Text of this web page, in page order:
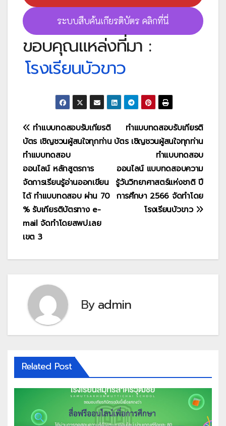
ระบบสืบค้นเกียรติบัตร คลิกที่นี่
ขอบคุณแหล่งที่มา :
โรงเรียนบัวขาว
แนะแนว
เรื่อง
ทำแบบทดสอบรับเกียรติ
บัตร เชิญชวนผู้สนใจทุกท่าน
ทำแบบทดสอบ
ออนไลน์ แบบทดสอบความ
รู้วันวิทยาศาสตร์แห่งชาติ ปี
การศึกษา 2566 จัดทำโดย
โรงเรียนบัวขาว
ทำแบบทดสอบรับเกียรติ
บัตร เชิญชวนผู้สนใจทุกท่าน
ทำแบบทดสอบ
ออนไลน์ หลักสูตรการ
จัดการเรียนรู้อ่านออกเขียน
ได้ ทำแบบทดสอบ ผ่าน 70
% รับเกียรติบัตรทาง e-
mail จัดทำโดยสพป.เลย
เขต 3
Byadmin
Related Post